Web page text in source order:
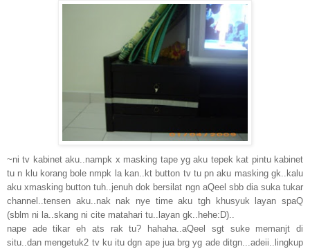
~ni tv kabinet aku..nampk x masking tape yg aku tepek kat pintu kabinet
tu n klu korang bole nmpk la kan..kt button tv tu pn aku masking gk..kalu
aku xmasking button tuh..jenuh dok bersilat ngn aQeel sbb dia suka tukar
channel..tensen aku..nak nak nye time aku tgh khusyuk layan spaQ
(sblm ni la..skang ni cite matahari tu..layan gk..hehe:D)..
nape ade tikar eh ats rak tu? hahaha..aQeel sgt suke memanjt di
situ..dan mengetuk2 tv ku itu dgn ape jua brg yg ade ditgn...adeii..lingkup